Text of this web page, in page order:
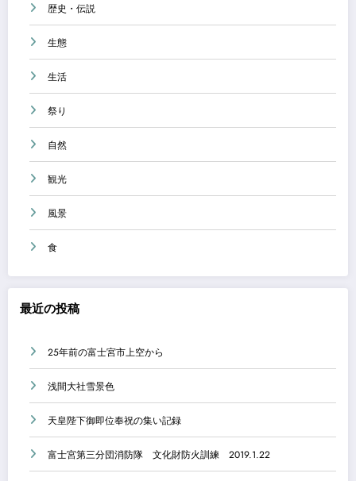
歴史・伝説
生態
生活
祭り
自然
観光
風景
食
最近の投稿
25年前の富士宮市上空から
浅間大社雪景色
天皇陛下御即位奉祝の集い記録
富士宮第三分団消防隊 文化財防火訓練 2019.1.22